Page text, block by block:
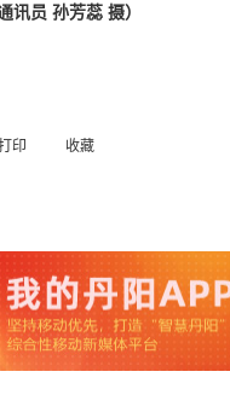
讯员 孙芳蕊 摄）
印 收藏